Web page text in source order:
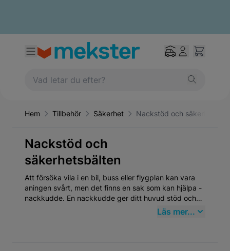
Hem Tillbehör Säkerhet Nackstöd och
Nackstöd och
säkerhetsbälten
Att försöka vila i en bil, buss eller flygplan kan vara
aningen svårt, men det finns en sak som kan hjälpa -
nackkudde. En nackkudde ger ditt huvud stöd och
tar lite plats i packningen. Beställ din nya nackkudde
Läs mer...